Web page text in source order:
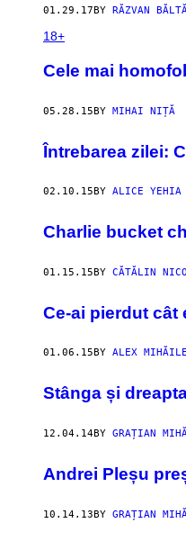
01.29.17 BY RĂZVAN
18+
Cele mai
05.28.15BY MIHAI NIȚĂ
Întrebarea zilei:
02.10.15 BY ALICE YEHIA
Charlie bucket
01.15.15BY CĂTĂLIN
Ce-ai pierdut cât
01.06.15 BY ALEX
Stânga și
12.04.14BY GRAȚIAN
Andrei Pleșu
10.14.13BY GRAȚIAN